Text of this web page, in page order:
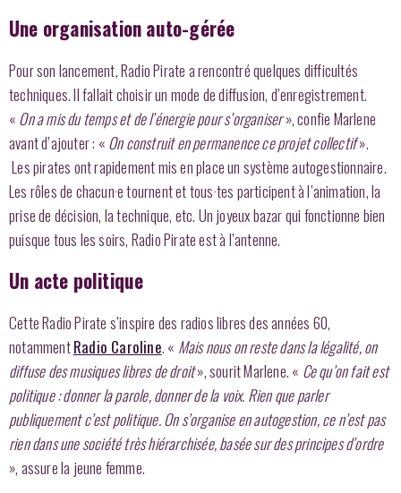
Une organisation auto-gérée
Pour son lancement, Radio Pirate a rencontré quelques difficultés
techniques. Il fallait choisir un mode de diffusion, d’enregistrement.
« On a mis du temps et de l’énergie pour s’organiser», confie Marlene
avant d’ajouter : « On construit en permanence ce projet collectif».
Les pirates ont rapidement mis en place un système autogestionnaire.
Les rôles de chacun·e tournent et tous·tes participent à l’animation, la
prise de décision, la technique, etc. Un joyeux bazar qui fonctionne bien
puisque tous les soirs, Radio Pirate est à l’antenne.
Un acte politique
Cette Radio Pirate s’inspire des radios libres des années 60,
notammentRadio Caroline. « Mais nous on reste dans la légalité, on
diffuse des musiques libres de droit», sourit Marlene. « Ce qu’on fait est
politique : donner la parole, donner de la voix. Rien que parler
publiquement c’est politique. On s’organise en autogestion, ce n’est pas
rien dans une société très hiérarchisée, basée sur des principes d’ordre
», assure la jeune femme.